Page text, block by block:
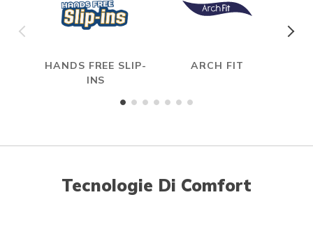
HANDS FREE SLIP-
INS
ARCH FIT
Tecnologie Di Comfort